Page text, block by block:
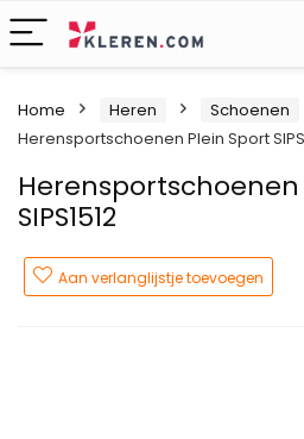
Home Heren Schoenen
Herensportschoenen Plein Sport
Herensportschoenen
SIPS1512
Aan verlanglijstje toevoegen